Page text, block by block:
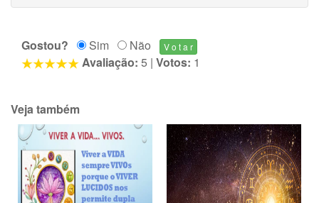
Gostou? Sim
Não
Avaliação: 5 | Votos: 1
Veja também